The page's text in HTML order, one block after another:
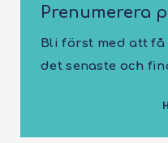
Prenumerera
Bli först med att
det senaste och